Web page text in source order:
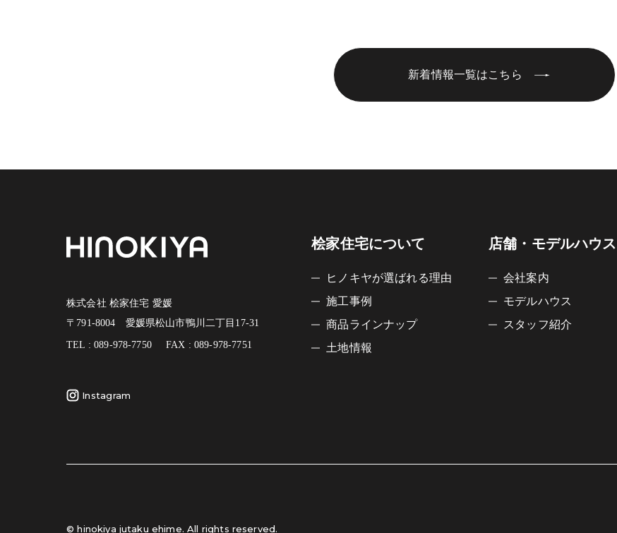
新着情報一覧はこちら
桧家住宅について
ヒノキヤが選ばれる理由
施工事例
商品ラインナップ
土地情報
店舗・モデルハウス
会社案内
モデルハウス
スタッフ紹介
株式会社 桧家住宅 愛媛
〒791-8004 愛媛県松山市鴨川二丁目17-31
TEL : 089-978-7750 FAX : 089-978-7751
Instagram
© hinokiya jutaku ehime. All rights reserved.